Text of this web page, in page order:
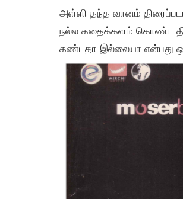
அள்ளி தந்த வானம்
நல்ல கதைக்களம் கொண்ட
கண்டதா இல்லையா என்பது